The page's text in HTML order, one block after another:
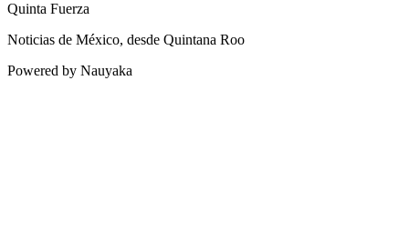
Quinta Fuerza
Noticias de México, desde Quintana Roo
Powered by Nauyaka